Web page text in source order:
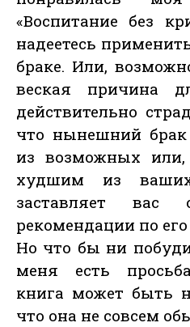
«Воспитание без
надеетесь
браке. Или,
веская причина
действительно
что нынешний
из возможных
худшим из
заставляет вас
рекомендации по
Но что бы ни
меня есть
книга может быть
что она не совсем